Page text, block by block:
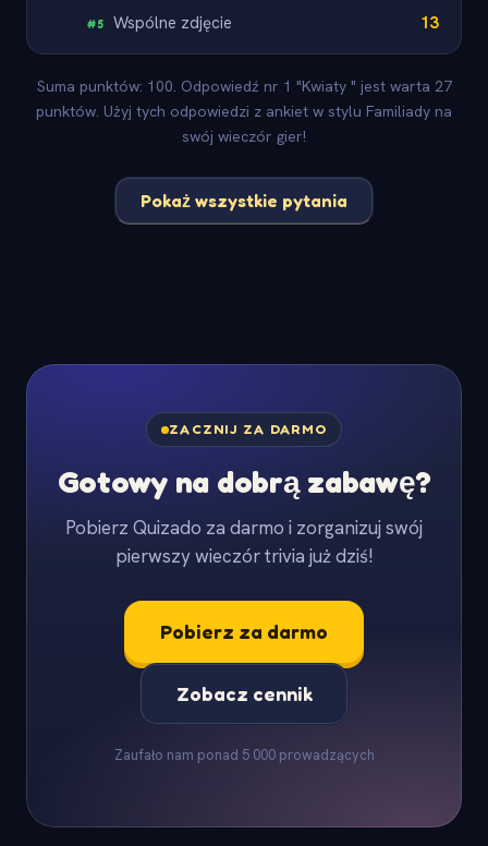
#5 Wspólne zdjęcie 13
Suma punktów: 100. Odpowiedź nr 1 "Kwiaty " jest warta 27
punktów. Użyj tych odpowiedzi z ankiet w stylu Familiady na
swój wieczór gier!
Pokaż wszystkie pytania
ZACZNIJ ZA DARMO
Gotowy na dobrą zabawę?
Pobierz Quizado za darmo i zorganizuj swój
pierwszy wieczór trivia już dziś!
Pobierz za darmo
Zobacz cennik
Zaufało nam ponad 5 000 prowadzących